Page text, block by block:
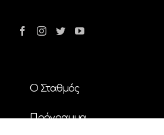
Ο Σταθμός
Πρόγραμμα